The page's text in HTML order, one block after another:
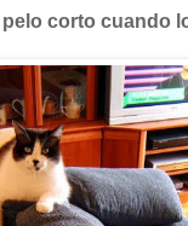
pelo corto cuando